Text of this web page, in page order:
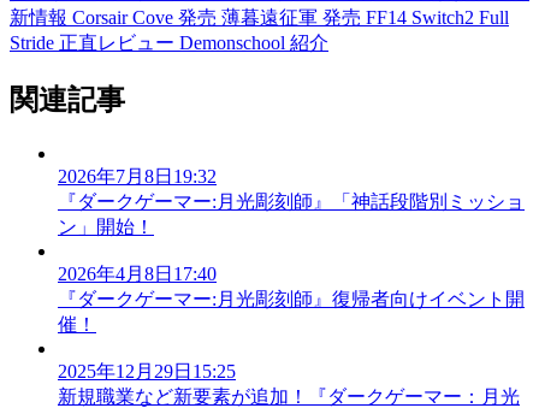
新情報 Corsair Cove 発売 薄暮遠征軍 発売 FF14 Switch2 Full
Stride 正直レビュー Demonschool 紹介
関連記事
2026年7月8日19:32
『ダークゲーマー:月光彫刻師』「神話段階別ミッショ
ン」開始！
2026年4月8日17:40
『ダークゲーマー:月光彫刻師』復帰者向けイベント開
催！
2025年12月29日15:25
新規職業など新要素が追加！『ダークゲーマー：月光